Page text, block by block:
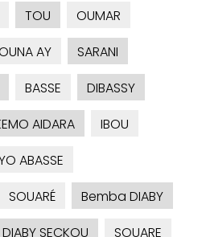
TOU
OUMAR
AY
SARANI
BASSE
DIBASSY
AIDARA
IBOU
ABASSE
SOUARÉ
Bemba DIABY
DIABY SECKOU
SOUARE